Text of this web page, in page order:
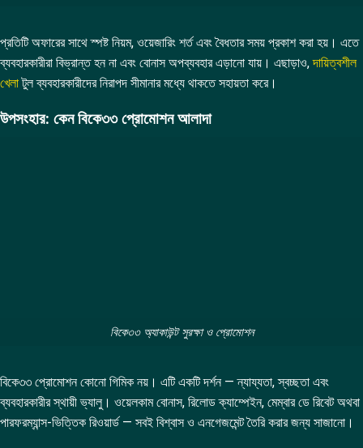
প্রতিটি অফারের সাথে স্পষ্ট নিয়ম, ওয়েজারিং শর্ত এবং বৈধতার সময় প্রকাশ করা হয়। এতে
ব্যবহারকারীরা বিভ্রান্ত হন না এবং বোনাস অপব্যবহার এড়ানো যায়। এছাড়াও,দায়িত্বশীল
খেলাটুল ব্যবহারকারীদের নিরাপদ সীমানার মধ্যে থাকতে সহায়তা করে।
উপসংহার: কেন বিকে৩৩ প্রোমোশন আলাদা
বিকে৩৩ অ্যাকাউন্ট সুরক্ষা ও প্রোমোশন
বিকে৩৩ প্রোমোশন কোনো গিমিক নয়। এটি একটি দর্শন — ন্যায্যতা, স্বচ্ছতা এবং
ব্যবহারকারীর স্থায়ী ভ্যালু। ওয়েলকাম বোনাস, রিলোড ক্যাম্পেইন, মেম্বার ডে রিবেট অথবা
পারফরম্যান্স-ভিত্তিক রিওয়ার্ড — সবই বিশ্বাস ও এনগেজমেন্ট তৈরি করার জন্য সাজানো।